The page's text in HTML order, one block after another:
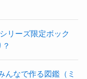
リーズ限定ボック
んなで作る図鑑（ミ